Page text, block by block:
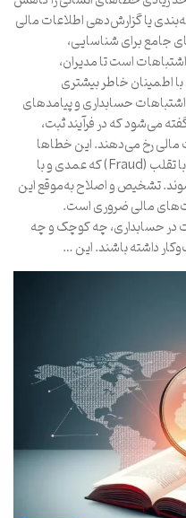
یا گزارش‌دهی اطلاعات مالی
جامع برای شناسایی،
است تا مدیران،
اطمینان خاطر بیشتری
حسابداری و پیامدهای
می‌شود که در فرآیند ثبت،
رخ می‌دهند. این خطاها
معمولاً سهوی و غیرعمدی هستند و نباید با تقلب (Fraud) که عمدی و با
تشخیص و اصلاح به‌موقع این
مالی ضروری است.
در حسابداری، چه کوچک و چه
داشته باشند. این …